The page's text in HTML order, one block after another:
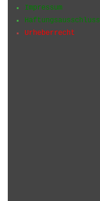
Impressum
Haftungsausschluss
Urheberrecht